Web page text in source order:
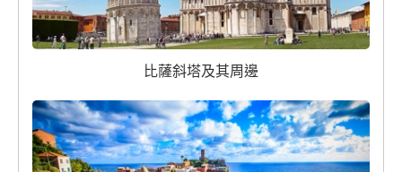
比薩斜塔及其周邊